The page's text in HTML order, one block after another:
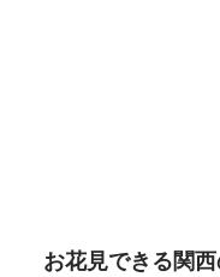
お花見できる関